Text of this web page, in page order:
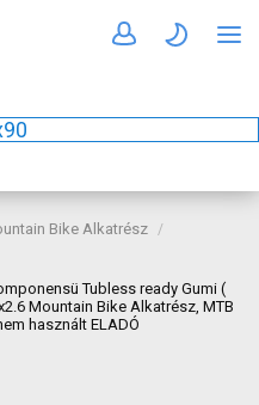
Bike Alkatrész
Tubless ready Gumi (
Mountain Bike Alkatrész, MTB
használt ELADÓ